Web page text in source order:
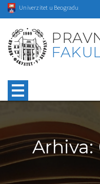
Univerzitet u Beogradu
Arhiva: